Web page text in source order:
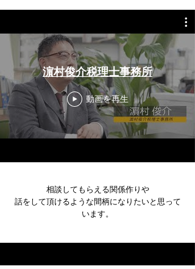
濵村俊介税理士事務所
動画を再生
相談してもらえる関係作りや
​話をして頂けるような間柄になりたいと思って
います。